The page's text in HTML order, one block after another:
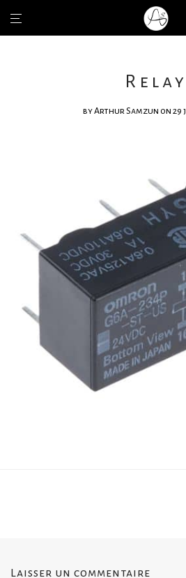
Relay
byArthur Samzun on 29
Laisser un commentaire